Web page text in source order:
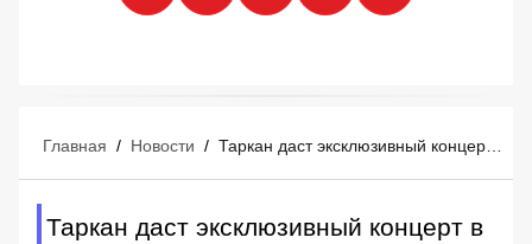
Главная / Новости / Таркан даст эксклюзивный концерт в Мармарисе 29 августа: российские туристы уже покупают билеты
Таркан даст эксклюзивный концерт в